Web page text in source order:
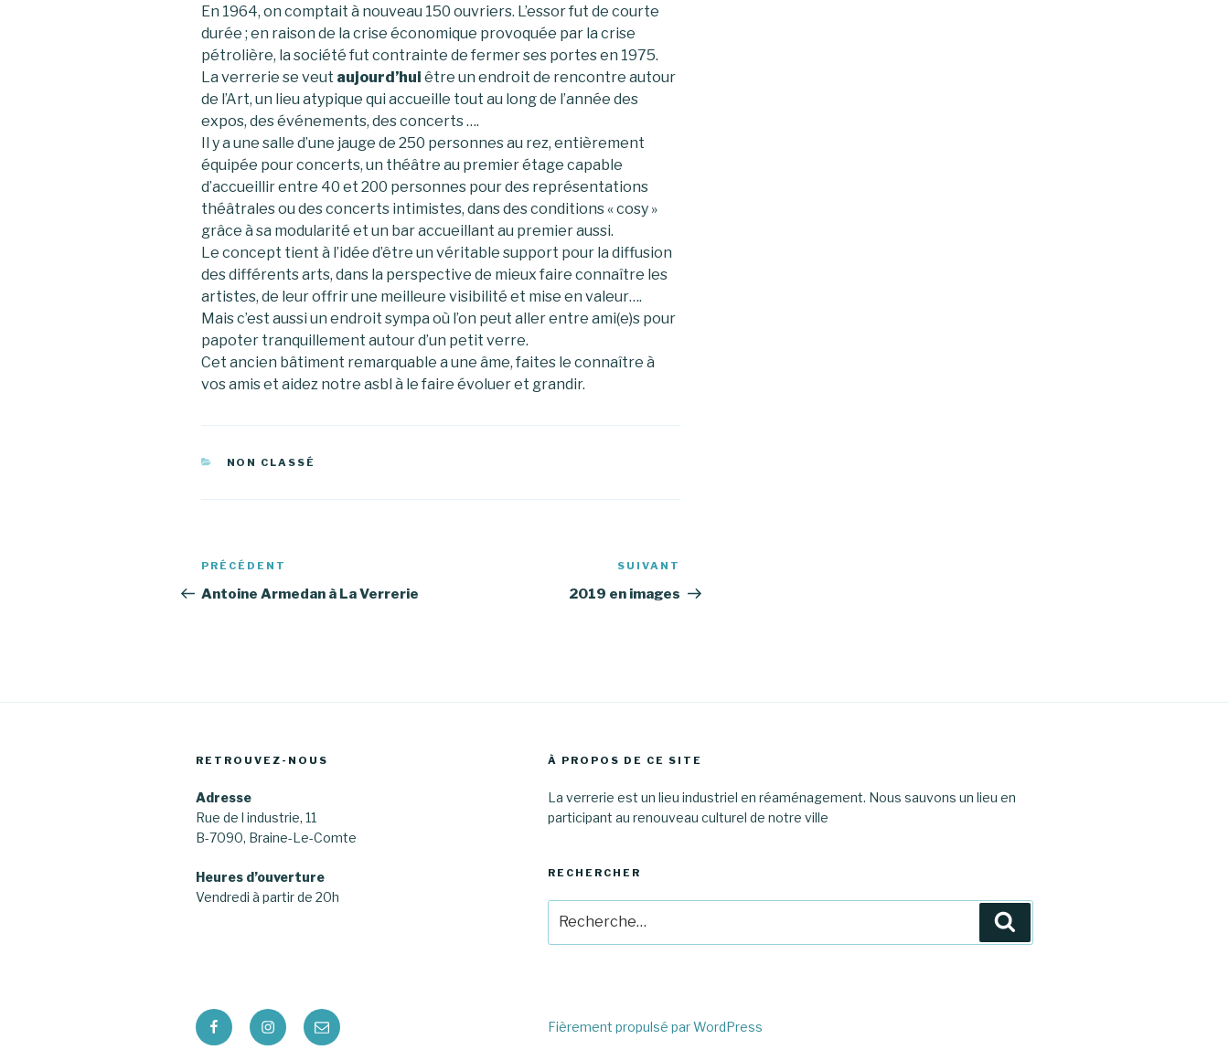
En 1964, on comptait à nouveau 150 ouvriers. L’essor fut de courte
durée ; en raison de la crise économique provoquée par la crise
pétrolière, la société fut contrainte de fermer ses portes en 1975.
La verrerie se veut aujourd’hui être un endroit de rencontre autour
de l’Art, un lieu atypique qui accueille tout au long de l’année des
expos, des événements, des concerts ….
Il y a une salle d’une jauge de 250 personnes au rez, entièrement
équipée pour concerts, un théâtre au premier étage capable
d’accueillir entre 40 et 200 personnes pour des représentations
théâtrales ou des concerts intimistes, dans des conditions « cosy »
grâce à sa modularité et un bar accueillant au premier aussi.
Le concept tient à l’idée d’être un véritable support pour la diffusion
des différents arts, dans la perspective de mieux faire connaître les
artistes, de leur offrir une meilleure visibilité et mise en valeur….
Mais c’est aussi un endroit sympa où l’on peut aller entre ami(e)s pour
papoter tranquillement autour d’un petit verre.
Cet ancien bâtiment remarquable a une âme, faites le connaître à
vos amis et aidez notre asbl à le faire évoluer et grandir.
CATÉGORIES
NON CLASSÉ
Navigation
de
Article
précédent
PRÉCÉDENT
Antoine Armedan à La Verrerie
suivant
SUIVANT
2019 en images
RETROUVEZ-NOUS
Adresse
Rue de l industrie, 11
B-7090, Braine-Le-Comte
Heures d’ouverture
Vendredi à partir de 20h
À PROPOS DE CE SITE
La verrerie est un lieu industriel en réaménagement. Nous sauvons un lieu en
participant au renouveau culturel de notre ville
RECHERCHER
pour
:
FacebookInstagram
E-
mail
Fièrement propulsé par WordPress